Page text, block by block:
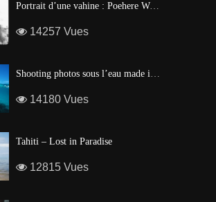
Portrait d’une vahine : Poehere Wilson, Miss Tahiti 2010
14257 Vues
Shooting photos sous l’eau made in Tahiti
14180 Vues
Tahiti – Lost in Paradise
12815 Vues